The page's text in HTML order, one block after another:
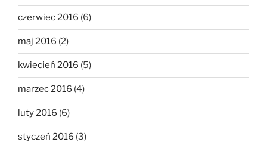
czerwiec 2016 (6)
maj 2016 (2)
kwiecień 2016 (5)
marzec 2016 (4)
luty 2016 (6)
styczeń 2016 (3)